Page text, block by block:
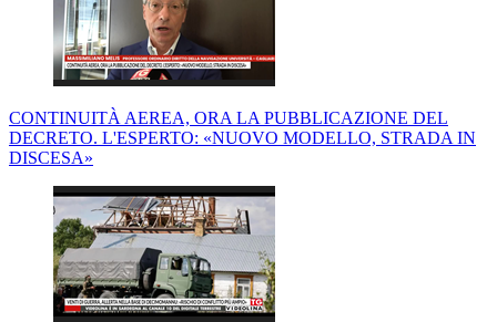
CONTINUITÀ AEREA, ORA LA PUBBLICAZIONE DEL
DECRETO. L'ESPERTO: «NUOVO MODELLO, STRADA IN
DISCESA»